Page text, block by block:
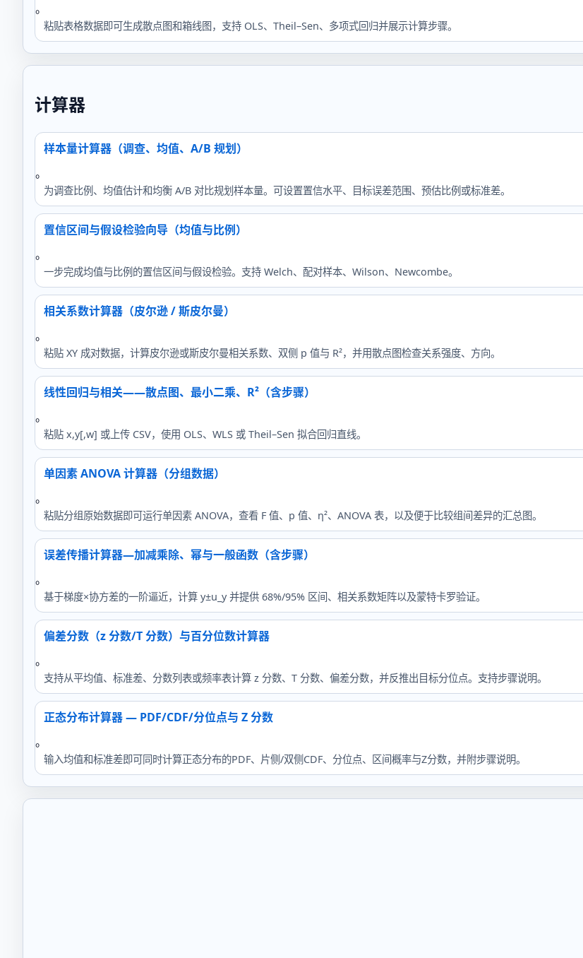
。
粘贴表格数据即可生成散点图和箱线图，支持 OLS、Theil–Sen、多项式回归并展示计算步骤。
计算器
样本量计算器（调查、均值、A/B 规划）
。
为调查比例、均值估计和均衡 A/B 对比规划样本量。可设置置信水平、目标误差范围、预估比例或标准差。
置信区间与假设检验向导（均值与比例）
。
一步完成均值与比例的置信区间与假设检验。支持 Welch、配对样本、Wilson、Newcombe。
相关系数计算器（皮尔逊 / 斯皮尔曼）
。
粘贴 XY 成对数据，计算皮尔逊或斯皮尔曼相关系数、双侧 p 值与 R²，并用散点图检查关系强度、方向。
线性回归与相关——散点图、最小二乘、R²（含步骤）
。
粘贴 x,y[,w] 或上传 CSV，使用 OLS、WLS 或 Theil–Sen 拟合回归直线。
单因素 ANOVA 计算器（分组数据）
。
粘贴分组原始数据即可运行单因素 ANOVA，查看 F 值、p 值、η²、ANOVA 表，以及便于比较组间差异的汇总图。
误差传播计算器—加减乘除、幂与一般函数（含步骤）
。
基于梯度×协方差的一阶逼近，计算 y±u_y 并提供 68%/95% 区间、相关系数矩阵以及蒙特卡罗验证。
偏差分数（z 分数/T 分数）与百分位数计算器
。
支持从平均值、标准差、分数列表或频率表计算 z 分数、T 分数、偏差分数，并反推出目标分位点。支持步骤说明。
正态分布计算器 — PDF/CDF/分位点与 Z 分数
。
输入均值和标准差即可同时计算正态分布的PDF、片侧/双侧CDF、分位点、区间概率与Z分数，并附步骤说明。